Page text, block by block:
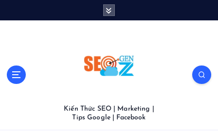
Kiến Thức SEO | Marketing |
Tips Google | Facebook